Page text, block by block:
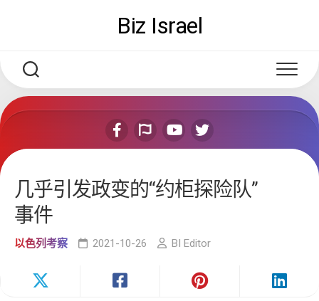
Biz Israel
几乎引发政变的“约柜探险队”
事件
以色列考察 2021-10-26 BI Editor